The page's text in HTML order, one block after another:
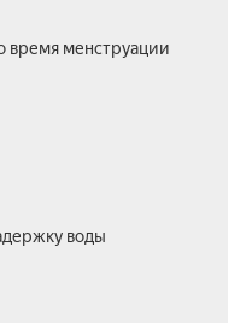
время менструации
воды